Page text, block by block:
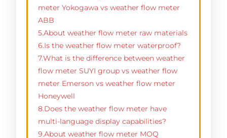
meter Yokogawa vs weather flow meter
ABB
5.About weather flow meter raw materials
6.Is the weather flow meter waterproof?
7.What is the difference between weather
flow meter SUYI group vs weather flow
meter Emerson vs weather flow meter
Honeywell
8.Does the weather flow meter have
multi-language display capabilities?
9.About weather flow meter MOQ